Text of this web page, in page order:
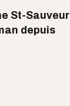
St-Sauveur
depuis